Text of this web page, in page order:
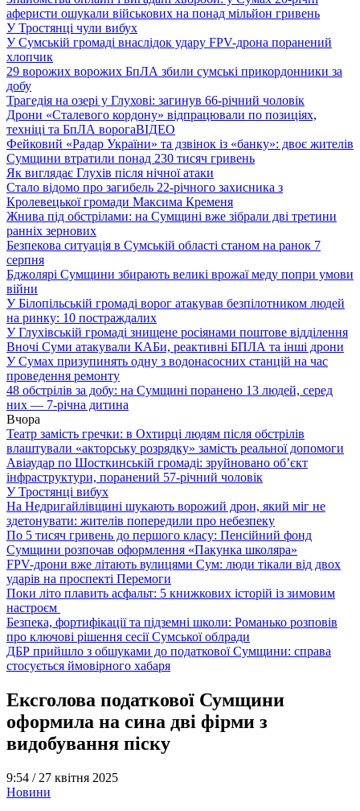
аферисти ошукали військових на понад мільйон гривень
У Тростянці чули вибух
У Сумській громаді внаслідок удару FPV-дрона поранений
хлопчик
29 ворожих ворожих БпЛА збили сумські прикордонники за
добу
Трагедія на озері у Глухові: загинув 66-річний чоловік
Дрони «Сталевого кордону» відпрацювали по позиціях,
техніці та БпЛА ворогаВІДЕО
Фейковий «Радар України» та дзвінок із «банку»: двоє жителів
Сумщини втратили понад 230 тисяч гривень
Як виглядає Глухів після нічної атаки
Стало відомо про загибель 22-річного захисника з
Кролевецької громади Максима Кременя
Жнива під обстрілами: на Сумщині вже зібрали дві третини
ранніх зернових
Безпекова ситуація в Сумській області станом на ранок 7
серпня
Бджолярі Сумщини збирають великі врожаї меду попри умови
війни
У Білопільській громаді ворог атакував безпілотником людей
на ринку: 10 постраждалих
У Глухівській громаді знищене росіянами поштове відділення
Вночі Суми атакували КАБи, реактивні БПЛА та інші дрони
У Сумах призупинять одну з водонасосних станцій на час
проведення ремонту
48 обстрілів за добу: на Сумщині поранено 13 людей, серед
них — 7-річна дитина
Вчора
Театр замість гречки: в Охтирці людям після обстрілів
влаштували «акторську розрядку» замість реальної допомоги
Авіаудар по Шосткинській громаді: зруйновано об’єкт
інфраструктури, поранений 57-річний чоловік
У Тростянці вибух
На Недригайлівщині шукають ворожий дрон, який міг не
здетонувати: жителів попередили про небезпеку
По 5 тисяч гривень до першого класу: Пенсійний фонд
Сумщини розпочав оформлення «Пакунка школяра»
FPV-дрони вже літають вулицями Сум: люди тікали від двох
ударів на проспекті Перемоги
Поки літо плавить асфальт: 5 книжкових історій із зимовим
настроєм
Безпека, фортифікації та підземні школи: Романько розповів
про ключові рішення сесії Сумської облради
ДБР прийшло з обшуками до податкової Сумщини: справа
стосується ймовірного хабаря
Ексголова податкової Сумщини
оформила на сина дві фірми з
видобування піску
9:54 / 27 квітня 2025
Новини